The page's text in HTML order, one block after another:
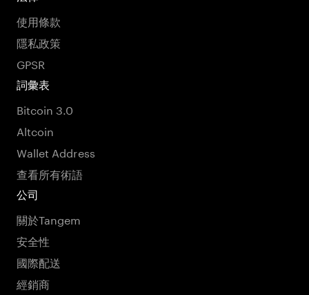
使用條款
隱私政策
GPSR
詞彙表
Bitcoin 3.0
Altcoin
Wallet Address
查看所有術語
公司
關於Tangem
安全性
國際配送
經銷商